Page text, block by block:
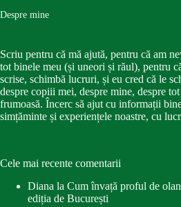
Despre mine
Scriu pentru că mă ajută, pentru că am
tot binele meu (și uneori și răul), pentru
scrise, schimbă lucruri, și eu cred că le
despre copiii mei, despre mine, despre
frumoasă. Încerc să ajut cu informații
simțăminte și experiențele noastre, cu
Cele mai recente comentarii
Diana la Cum învață proful de
ediția de București